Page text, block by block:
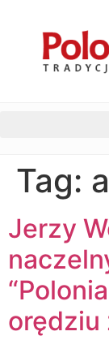
Tag:
Jerzy
orędziu